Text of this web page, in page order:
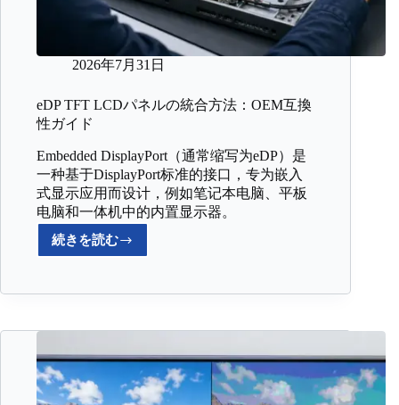
2026年7月31日
eDP TFT LCDパネルの統合方法：OEM互換
性ガイド
Embedded DisplayPort（通常缩写为eDP）是
一种基于DisplayPort标准的接口，专为嵌入
式显示应用而设计，例如笔记本电脑、平板
电脑和一体机中的内置显示器。
続きを読む